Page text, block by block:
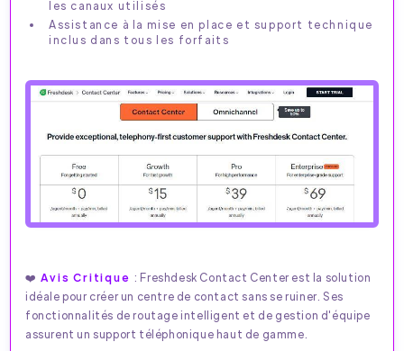
les canaux utilisés
Assistance à la mise en place et support technique
inclus dans tous les forfaits
❤️ Avis Critique : Freshdesk Contact Center est la solution
idéale pour créer un centre de contact sans se ruiner. Ses
fonctionnalités de routage intelligent et de gestion d'équipe
assurent un support téléphonique haut de gamme.